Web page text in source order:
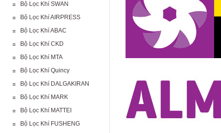
Bộ Lọc Khí SWAN
Bộ Lọc Khí AIRPRESS
Bộ Lọc Khí ABAC
Bộ Lọc Khí CKD
Bộ Lọc Khí MTA
Bộ Lọc Khí Quincy
Bộ Lọc Khí DALGAKIRAN
Bộ Lọc Khí MARK
Bộ Lọc Khí MATTEI
Bộ Lọc Khí FUSHENG